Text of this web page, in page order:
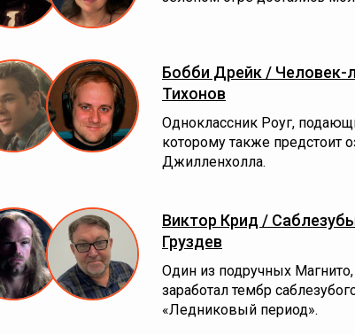
Бобби Дрейк / Человек-
Тихонов
Одноклассник Роуг,
которому также предстоит
Джилленхолла.
Виктор Крид /
Груздев
Один из подручных
заработал тембр
«Ледниковый период».